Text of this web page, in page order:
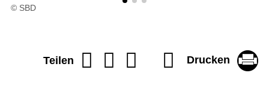
© SBD
Teilen Drucken